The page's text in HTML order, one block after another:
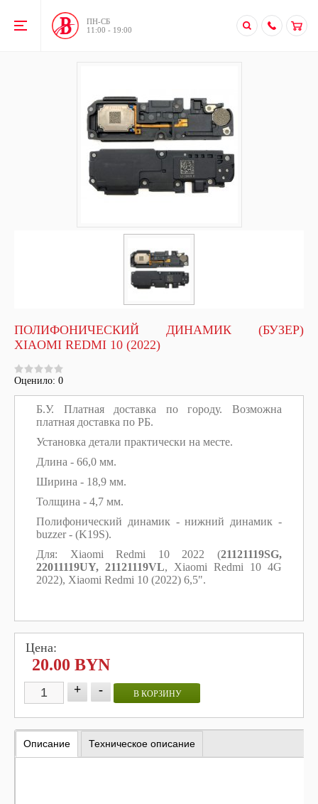
ПН-CБ
11:00 - 19:00
ПОЛИФОНИЧЕСКИЙ ДИНАМИК (БУЗЕР)
XIAOMI REDMI 10 (2022)
Оценило: 0
Б.У. Платная доставка по городу. Возможна
платная доставка по РБ.
Установка детали практически на месте.
Длина - 66,0 мм.
Ширина - 18,9 мм.
Толщина - 4,7 мм.
Полифонический динамик - нижний динамик -
buzzer - (K19S).
Для: Xiaomi Redmi 10 2022 (21121119SG,
22011119UY, 21121119VL, Xiaomi Redmi 10 4G
2022), Xiaomi Redmi 10 (2022) 6,5".
Цена:
20.00 BYN
+ - В КОРЗИНУ
Описание Техническое описание